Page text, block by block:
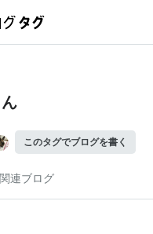
このタグでブログを書く
関連ブログ